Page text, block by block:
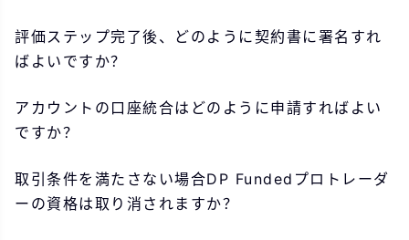
評価ステップ完了後、どのように契約書に署名すれ
ばよいですか？
アカウントの口座統合はどのように申請すればよい
ですか？
取引条件を満たさない場合DP Fundedプロトレーダ
ーの資格は取り消されますか？